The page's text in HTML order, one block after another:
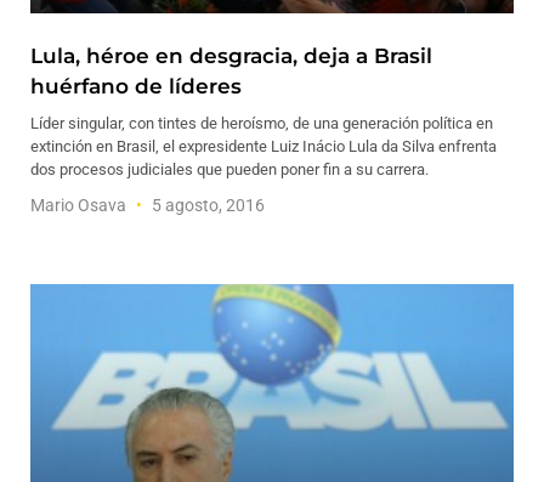
Lula, héroe en desgracia, deja a Brasil
huérfano de líderes
Líder singular, con tintes de heroísmo, de una generación política en
extinción en Brasil, el expresidente Luiz Inácio Lula da Silva enfrenta
dos procesos judiciales que pueden poner fin a su carrera.
Mario Osava 5 agosto, 2016